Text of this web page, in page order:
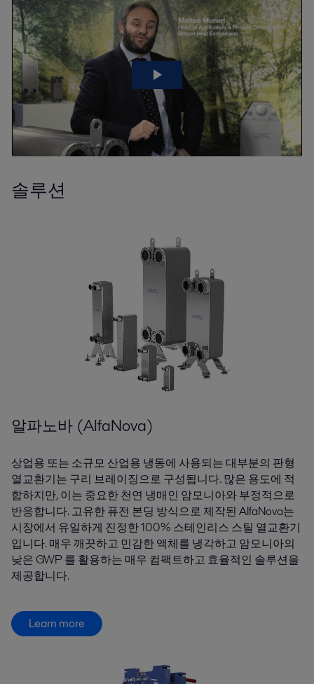
솔루션
알파노바 (AlfaNova)
상업용 또는 소규모 산업용 냉동에 사용되는 대부분의 판형
열교환기는 구리 브레이징으로 구성됩니다. 많은 용도에 적
합하지만, 이는 중요한 천연 냉매인 암모니아와 부정적으로
반응합니다. 고유한 퓨전 본딩 방식으로 제작된 AlfaNova는
시장에서 유일하게 진정한 100% 스테인리스 스틸 열교환기
입니다. 매우 깨끗하고 민감한 액체를 냉각하고 암모니아의
낮은 GWP 를 활용하는 매우 컴팩트하고 효율적인 솔루션을
제공합니다.
Learn more